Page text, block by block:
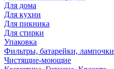
Для дома
Для кухни
Для пикника
Для стирки
Упаковка
Фильтры, батарейки, лампочки
Чистящие-моющие